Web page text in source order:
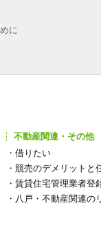
に
不動産関連・その他
・ 借りたい
・ 競売のデメリットと
・ 賃貸住宅管理業者登
・ 八戸・不動産関連の